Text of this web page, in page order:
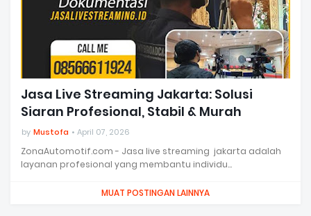
Jasa Live Streaming Jakarta: Solusi
Siaran Profesional, Stabil & Murah
by Mustofa April 07, 2026
ZonaAutomotif.com - Jasa live streaming jakarta adalah
layanan profesional yang membantu individu…
MUAT POSTINGAN LAINNYA